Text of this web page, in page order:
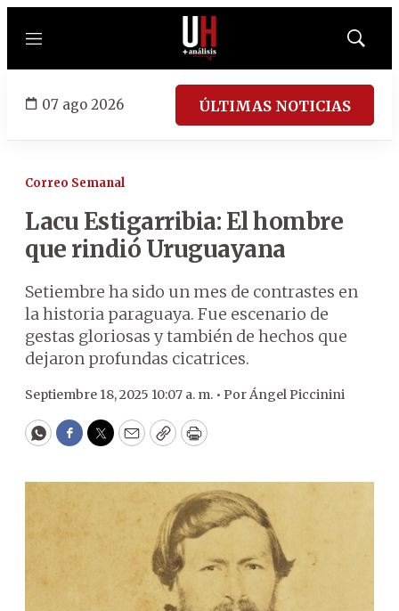
Menú
Mostrar
07 ago 2026 ÚLTIMAS NOTICIAS
Correo Semanal
Lacu Estigarribia: El hombre
que rindió Uruguayana
Setiembre ha sido un mes de contrastes en
la historia paraguaya. Fue escenario de
gestas gloriosas y también de hechos que
dejaron profundas cicatrices.
Septiembre 18, 2025 10:07 a. m. • PorÁngel Piccinini
WhatsApp
Facebook
Twitter
EmailCopyPrint